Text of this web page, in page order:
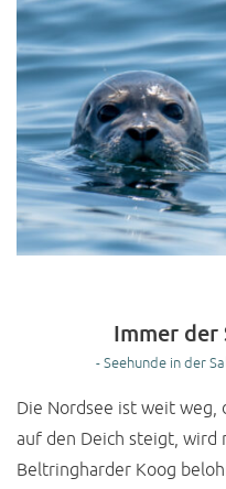
Immer der
- Seehunde in der
Die Nordsee ist weit weg,
auf den Deich steigt, wird
Beltringharder Koog